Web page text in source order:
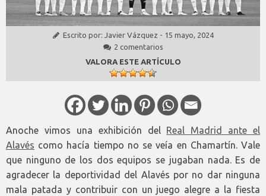
Escrito por: Javier Vázquez - 15 mayo, 2024
2 comentarios
VALORA ESTE ARTÍCULO
Anoche vimos una exhibición del Real Madrid ante el
Alavés como hacía tiempo no se veía en Chamartín. Vale
que ninguno de los dos equipos se jugaban nada. Es de
agradecer la deportividad del Alavés por no dar ninguna
mala patada y contribuir con un juego alegre a la fiesta